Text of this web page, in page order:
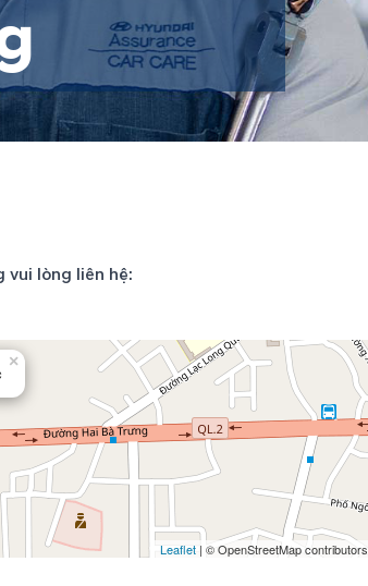
vui lòng liên hệ:
×
Leaflet| © OpenStreetMap contributors